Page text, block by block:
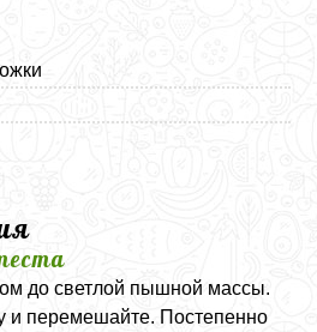
до светлой пышной массы.
и перемешайте. Постепенно